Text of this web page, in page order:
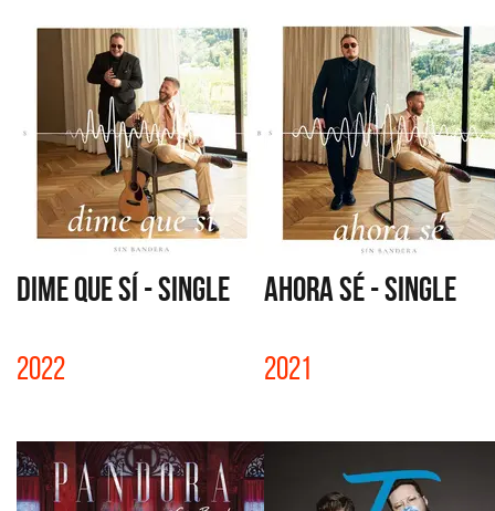
DIME QUE SÍ - SINGLE
2022
AHORA SÉ - SINGLE
2021